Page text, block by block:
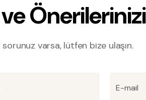
Önerilerinizi
varsa, lütfen bize ulaşın.